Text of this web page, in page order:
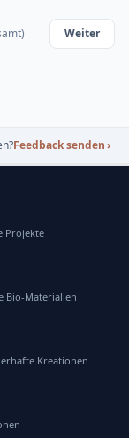
Weiter
Feedback senden›
Projekte
Bio-Materialien
Kreationen